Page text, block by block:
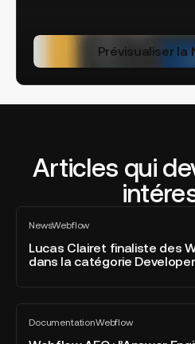
Prévisualiser la
Articles qui
NewsWebflow
Tout
voir
Lucas Clairet finaliste des
dans la catégorie
Lucas
Clairet
finaliste
des
dans
DocumentationWebflow
Tout
voir
Webflow
AEO